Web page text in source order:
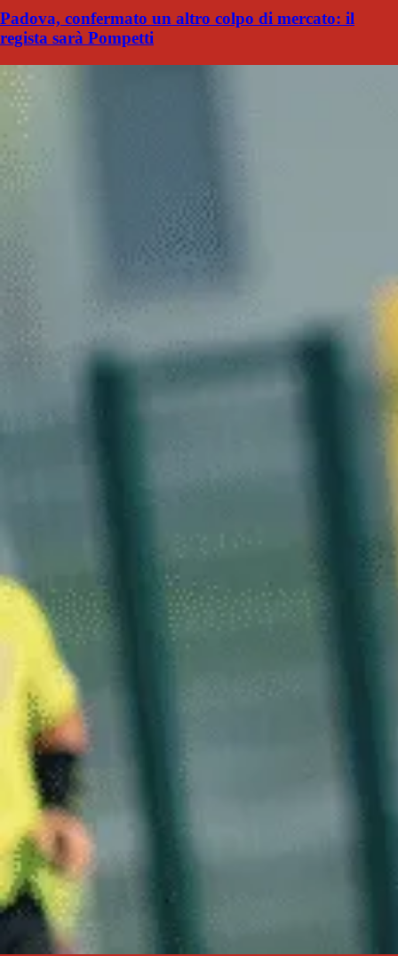
Padova, confermato un altro colpo di mercato: il
regista sarà Pompetti